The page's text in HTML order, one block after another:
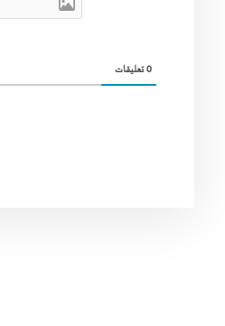
0تعليقات